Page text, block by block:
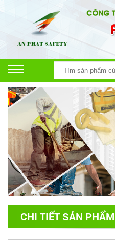
CHI TIẾT SẢN PHẨM